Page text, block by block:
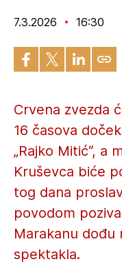
7.3.2026 16:30
Crvena zvezda
16 časova
„Rajko Mitić“, a
Kruševca biće
tog dana
povodom
Marakanu dođu
spektakla.